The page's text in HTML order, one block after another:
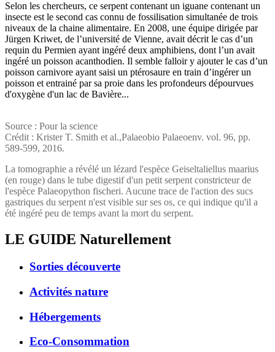
Selon les chercheurs, ce serpent contenant un iguane contenant un
insecte est le second cas connu de fossilisation simultanée de trois
niveaux de la chaine alimentaire. En 2008, une équipe dirigée par
Jürgen Kriwet, de l’université de Vienne, avait décrit le cas d’un
requin du Permien ayant ingéré deux amphibiens, dont l’un avait
ingéré un poisson acanthodien. Il semble falloir y ajouter le cas d’un
poisson carnivore ayant saisi un ptérosaure en train d’ingérer un
poisson et entrainé par sa proie dans les profondeurs dépourvues
d'oxygène d'un lac de Bavière...
Source : Pour la science
Crédit : Krister T. Smith et al.,Palaeobio Palaeoenv. vol. 96, pp.
589-599, 2016.
La tomographie a révélé un lézard l'espèce Geiseltaliellus maarius
(en rouge) dans le tube digestif d'un petit serpent constricteur de
l'espèce Palaeopython fischeri. Aucune trace de l'action des sucs
gastriques du serpent n'est visible sur ses os, ce qui indique qu'il a
été ingéré peu de temps avant la mort du serpent.
LE GUIDE Naturellement
Sorties découverte
Activités nature
Hébergements
Eco-Consommation